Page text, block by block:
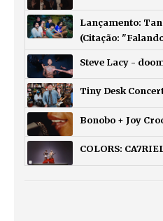
Lançamento:
(Citação:
Steve Lacy -
Tiny Desk
Bonobo + Joy
COLORS: